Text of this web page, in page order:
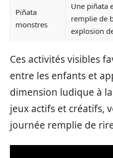
Piñata
monstres
Une piñata
remplie de
explosion
Ces activités visibles
entre les enfants et
dimension ludique à
jeux actifs et créatifs,
journée remplie de